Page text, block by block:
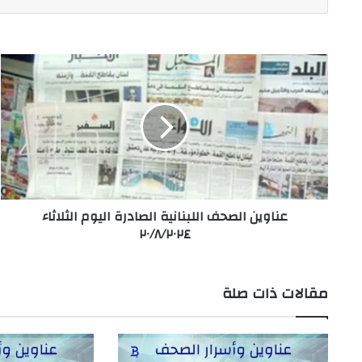
عناوين
الصحف
اللبنانية
الصادرة
اليوم
الثلاثاء
٢٠/٨/٢٠٢٤
عناوين الصحف اللبنانية الصادرة اليوم الثلاثاء
٢٠/٨/٢٠٢٤
مقالات ذات صلة